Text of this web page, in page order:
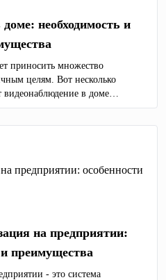
необходимость и
приносить множество
целям. Вот несколько
в доме
связанные с этой
на предприятии:
и преимущества
- это система